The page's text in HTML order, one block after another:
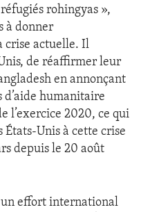
rohingyas »,
à donner
crise actuelle. Il
de réaffirmer leur
en annonçant
humanitaire
l’exercice 2020, ce qui
Unis à cette crise
depuis le 20 août
effort international